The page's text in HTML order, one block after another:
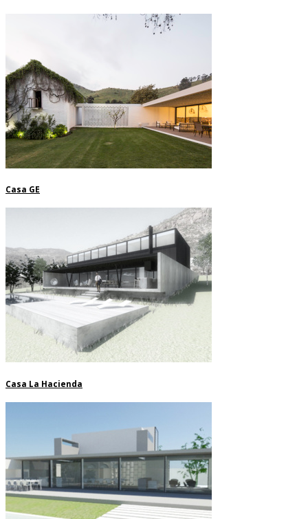
Casa GE
Casa La Hacienda